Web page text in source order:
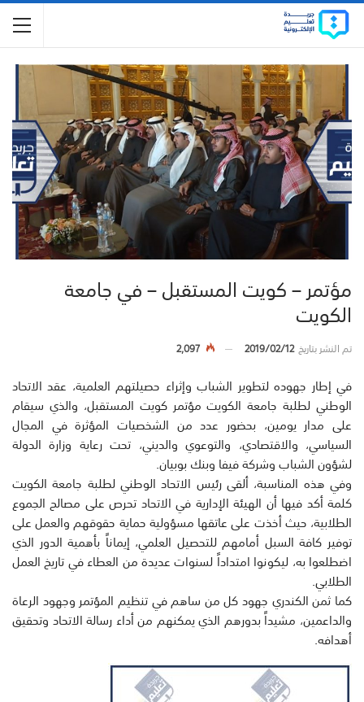
مؤتمر – كويت المستقبل – في جامعة
الكويت
تم النشر بتاريخ2019/02/12
2,097
في إطار جهوده لتطوير الشباب وإثراء حصيلتهم العلمية، عقد الاتحاد
الوطني لطلبة جامعة الكويت مؤتمر كويت المستقبل، والذي سيقام
على مدار يومين، بحضور عدد من الشخصيات المؤثرة في المجال
السياسي، والاقتصادي، والتوعوي والديني، تحت رعاية وزارة الدولة
لشؤون الشباب وشركة فيفا وبنك بوبيان.
وفي هذه المناسبة، ألقى رئيس الاتحاد الوطني لطلبة جامعة الكويت
كلمة أكد فيها أن الهيئة الإدارية في الاتحاد تحرص على مصالح الجموع
الطلابية، حيث أخذت على عاتقها مسؤولية حماية حقوقهم والعمل على
توفير كافة السبل أمامهم للتحصيل العلمي، إيماناً بأهمية الدور الذي
اضطلعوا به، ليكونوا امتداداً لسنوات عديدة من العطاء في تاريخ العمل
الطلابي.
كما ثمن الكندري جهود كل من ساهم في تنظيم المؤتمر وجهود الرعاة
والداعمين، مشيداً بدورهم الذي يمكنهم من أداء رسالة الاتحاد وتحقيق
أهدافه.